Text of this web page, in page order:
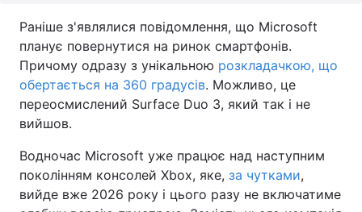
Раніше з'являлися повідомлення, що Microsoft
планує повернутися на ринок смартфонів.
Причому одразу з унікальною розкладачкою, що
обертається на 360 градусів. Можливо, це
переосмислений Surface Duo 3, який так і не
вийшов.
Водночас Microsoft уже працює над наступним
поколінням консолей Xbox, яке, за чутками,
вийде вже 2026 року і цього разу не включатиме